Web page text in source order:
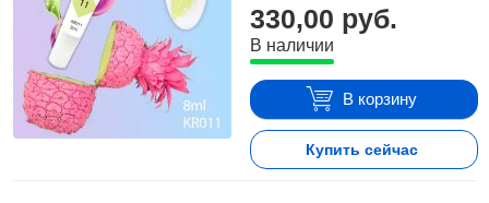
330,00 руб.
В наличии
В корзину
Купить сейчас